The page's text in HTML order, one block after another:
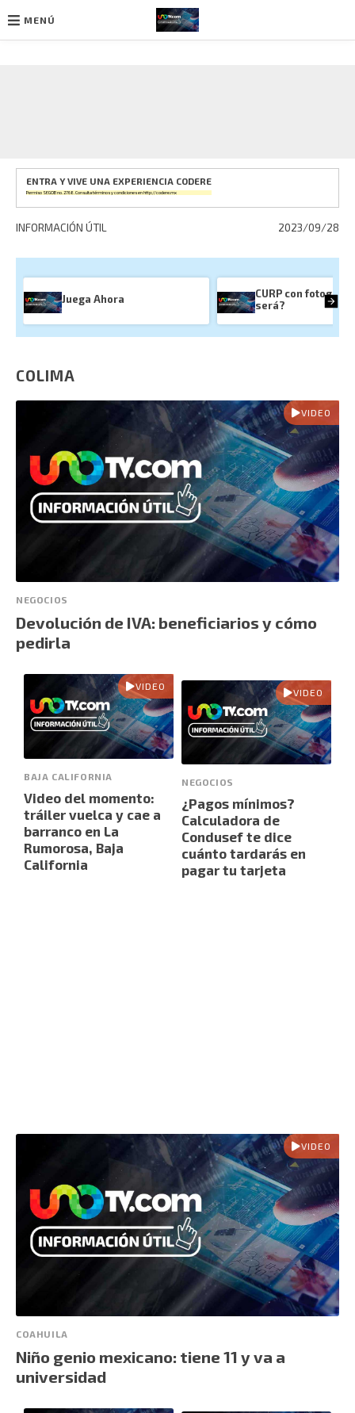
MENÚ
ENTRA Y VIVE UNA EXPERIENCIA CODERE
Permiso SEGOB no. 2768. Consulta términos y condiciones enhttp://codere.mx
INFORMACIÓN ÚTIL 2023/09/28
Juega Ahora
CURP con
será?
COLIMA
VIDEO
NEGOCIOS
Devolución de IVA: beneficiarios y cómo
pedirla
VIDEO
BAJA CALIFORNIA
Video del momento:
tráiler vuelca y cae a
barranco en La
Rumorosa, Baja
California
VIDEO
NEGOCIOS
¿Pagos mínimos?
Calculadora de
Condusef te dice
cuánto tardarás en
pagar tu tarjeta
VIDEO
COAHUILA
Niño genio mexicano: tiene 11 y va a
universidad